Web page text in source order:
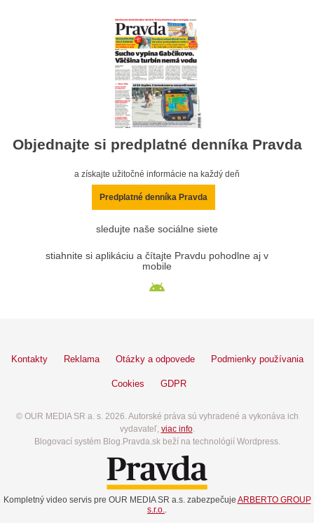
Objednajte si predplatné denníka Pravda
a získajte užitočné informácie na každý deň
Predplatné denníka Pravda
sledujte naše sociálne siete
stiahnite si aplikáciu a čítajte Pravdu pohodlne aj v
mobile
Kontakty Reklama Otázky a odpovede Podmienky používania
Cookies GDPR
© OUR MEDIA SR a. s. 2026. Autorské práva sú vyhradené a vykonáva ich
vydavateľ, viac info.
Blogovací systém Blog.Pravda.sk beží na technológií Wordpress.
Kompletný video servis pre OUR MEDIA SR a.s. zabezpečuje ARBERTO GROUP
s.r.o..